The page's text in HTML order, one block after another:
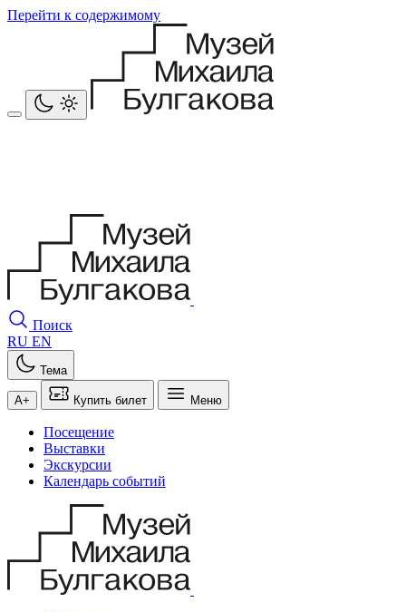
Перейти к содержимому
Поиск
RU EN
Тема
A+ Купить билет Меню
Посещение
Выставки
Экскурсии
Календарь событий